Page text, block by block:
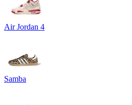
Air Jordan 4
Samba